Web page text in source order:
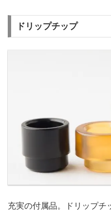
ドリップチップ
充実の付属品。ドリップチ